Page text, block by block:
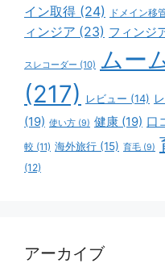
イン取得 (24) ドメイン移
ィンジア (23) フィンジ
スレコーダー (10) ムー
(217)
レビュー (14)
(19) 使い方 (9) 健康 (19) 口
較 (11) 海外旅行 (15) 育毛 (9)
(12)
アーカイブ